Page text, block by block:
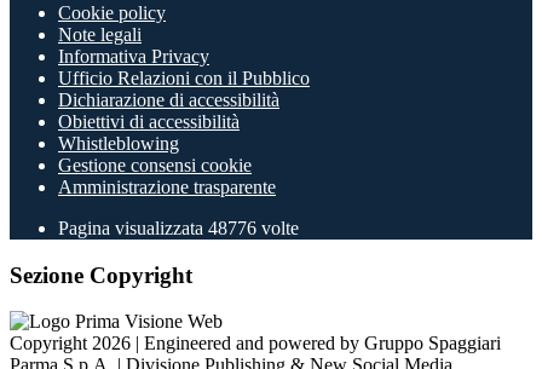
Cookie policy
Note legali
Informativa Privacy
Ufficio Relazioni con il Pubblico
Dichiarazione di accessibilità
Obiettivi di accessibilità
Whistleblowing
Gestione consensi cookie
Amministrazione trasparente
Pagina visualizzata 48776 volte
Sezione Copyright
Copyright 2026 | Engineered and powered by Gruppo Spaggiari